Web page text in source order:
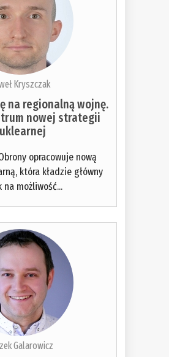
Kryszczak
na regionalną wojnę.
nowej strategii
opracowuje nową
która kładzie główny
na możliwość...
Galarowicz